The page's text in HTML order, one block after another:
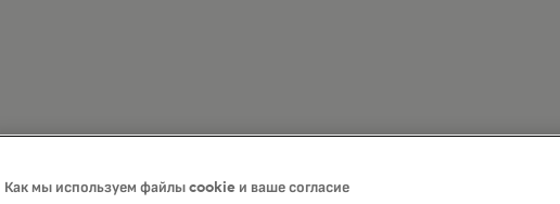
Как мы используем файлы cookie и ваше согласие